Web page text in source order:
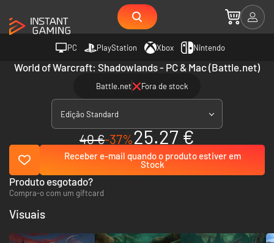
PC PlayStation Xbox Nintendo
World of Warcraft: Shadowlands - PC & Mac (Battle.net)
Battle.net Fora de stock
Edição Standard
40 €-37%25.27 €
Receber e-mail quando o produto estiver em
Stock
Produto esgotado?
Compra-o com um giftcard
Visuais